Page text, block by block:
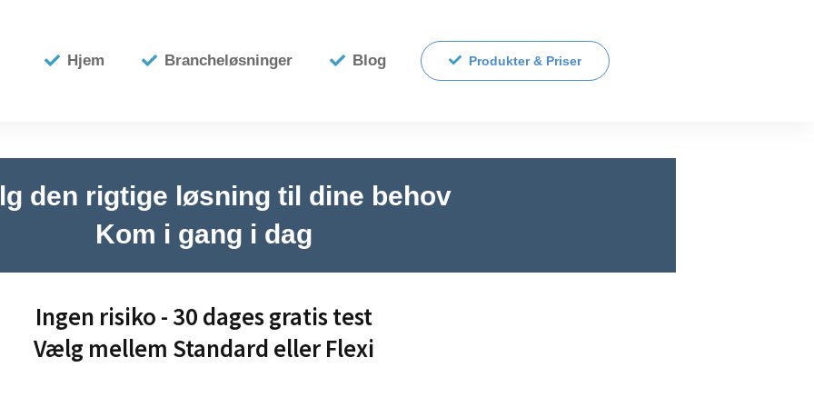
Hjem Brancheløsninger Blog Produkter & Priser
den rigtige løsning til dine behov
Kom i gang i dag
Ingen risiko - 30 dages gratis test
Vælg mellem Standard eller Flexi